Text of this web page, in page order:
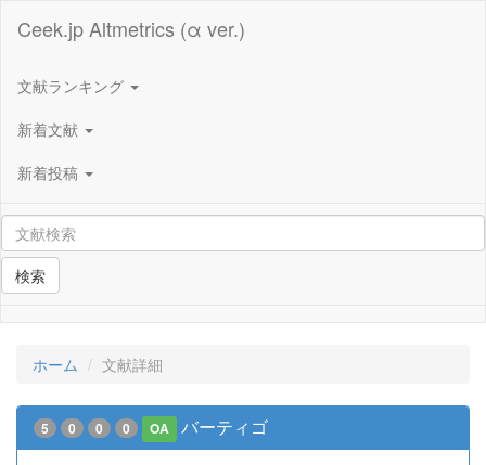
Ceek.jp Altmetrics (α ver.)
文献ランキング
新着文献
新着投稿
検索
ホーム 文献詳細
5 0 0 0 OA バーティゴ